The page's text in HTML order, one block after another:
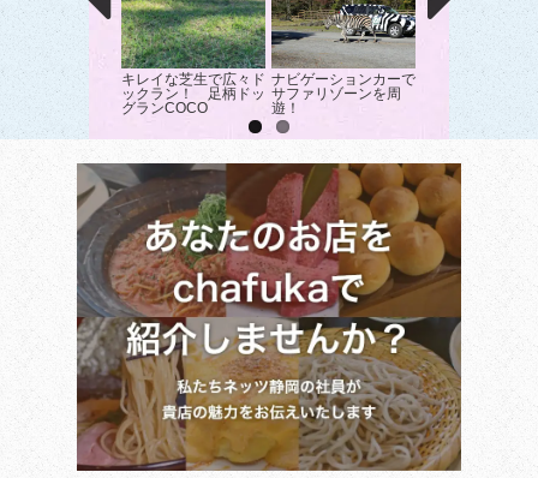
キレイな芝生で広々ド
ックラン！ 足柄ドッ
グランCOCO
ナビゲーションカーで
サファリゾーンを周
遊！
『フォレストア
チャー・御殿場
を遊びつくそう！